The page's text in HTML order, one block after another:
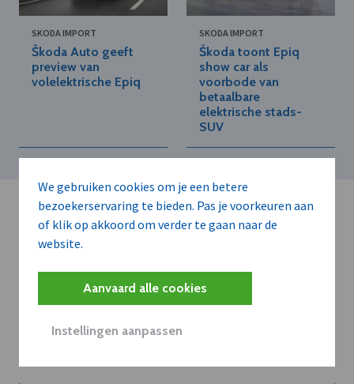
We gebruiken cookies om je een betere
bezoekerservaring te bieden. Pas je voorkeuren aan
of klik op akkoord om verder te gaan naar de
website.
Aanvaard alle cookies
Instellingen aanpassen
SKODA IMPORT
Škoda Auto geeft
preview van
volelektrische Epiq
SKODA IMPORT
Škoda toont Epiq
show car als
voorbode van
betaalbare
elektrische stads-
SUV
Kort de voordelen
abonnement...